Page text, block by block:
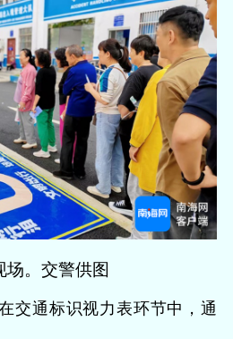
场。交警供图
通标识视力表环节中，通